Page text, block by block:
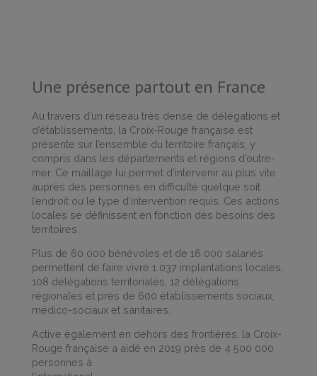
Une présence partout en France
Au travers d’un réseau très dense de délégations et
d’établissements, la Croix-Rouge française est
présente sur l’ensemble du territoire français, y
compris dans les départements et régions d’outre-
mer. Ce maillage lui permet d’intervenir au plus vite
auprès des personnes en difficulté quelque soit
l’endroit ou le type d’intervention requis. Ces actions
locales se définissent en fonction des besoins des
territoires.
Plus de 60 000 bénévoles et de 16 000 salariés
permettent de faire vivre 1 037 implantations locales,
108 délégations territoriales, 12 délégations
régionales et près de 600 établissements sociaux,
médico-sociaux et sanitaires.
Active également en dehors des frontières, la Croix-
Rouge française a aidé en 2019 près de 4 500 000
personnes à